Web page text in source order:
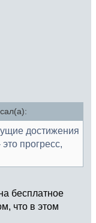
достижения
прогресс,
бесплатное
что в этом